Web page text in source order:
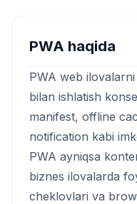
PWA haqida
PWA web
bilan ishlatish
manifest, offline
notification kabi
PWA ayniqsa
biznes ilovalarda
cheklovlari va